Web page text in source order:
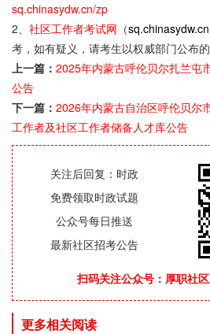
sq.chinasydw.cn/zp
2、 社区工作者考试网 （sq.chinasydw.cn
考，如有疑义，请考生以权威部门公布
上一篇： 2025年内蒙古呼伦贝尔扎兰屯
公告
下一篇： 2026年内蒙古自治区呼伦贝尔
工作者及社区工作者储备人才库公告
关注后回复：时政
免费领取时政试题
公众号每日推送
最新社区招考公告
扫码关注公众号：厚职社
更多相关阅读